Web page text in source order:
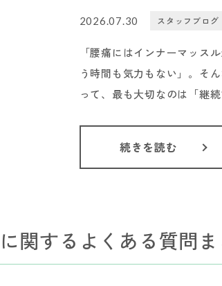
2026.07.30 スタッフブログ
「腰痛にはインナーマッス
う時間も気力もない」。そ
って、最も大切なのは「継
続きを読む
関するよくある質問